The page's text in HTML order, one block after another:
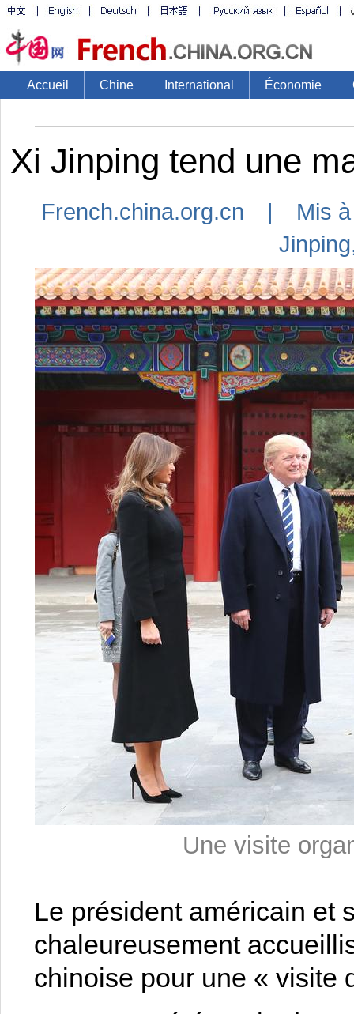
Accueil Chine International Économie
Xi Jinping tend une
French.china.org.cn | Mis
Jinping
Une visite
Le président américain et
chaleureusement
chinoise pour une « visite